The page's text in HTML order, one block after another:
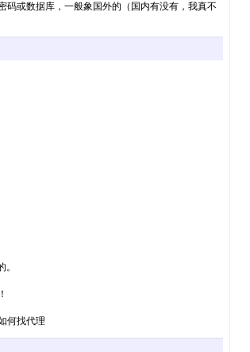
码或数据库，一般象国外的（国内有没有，我真不
何找代理